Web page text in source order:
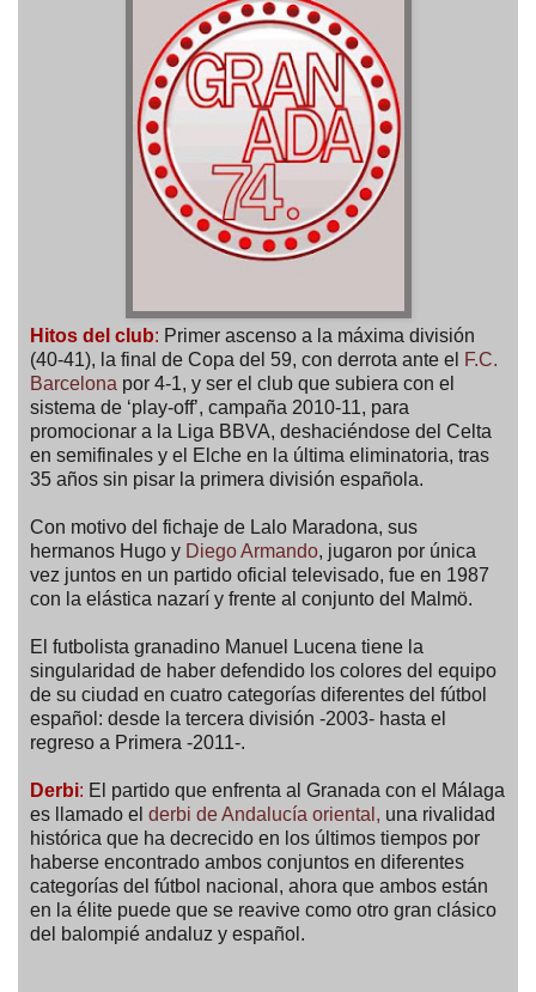
Hitos del club: Primer ascenso a la máxima división
(40-41), la final de Copa del 59, con derrota ante el F.C.
Barcelona por 4-1, y ser el club que subiera con el
sistema de ‘play-off’, campaña 2010-11, para
promocionar a la Liga BBVA, deshaciéndose del Celta
en semifinales y el Elche en la última eliminatoria, tras
35 años sin pisar la primera división española.
Con motivo del fichaje de Lalo Maradona, sus
hermanos Hugo y Diego Armando, jugaron por única
vez juntos en un partido oficial televisado, fue en 1987
con la elástica nazarí y frente al conjunto del Malmö.
El futbolista granadino Manuel Lucena tiene la
singularidad de haber defendido los colores del equipo
de su ciudad en cuatro categorías diferentes del fútbol
español: desde la tercera división -2003- hasta el
regreso a Primera -2011-.
Derbi: El partido que enfrenta al Granada con el Málaga
es llamado el derbi de Andalucía oriental, una rivalidad
histórica que ha decrecido en los últimos tiempos por
haberse encontrado ambos conjuntos en diferentes
categorías del fútbol nacional, ahora que ambos están
en la élite puede que se reavive como otro gran clásico
del balompié andaluz y español.